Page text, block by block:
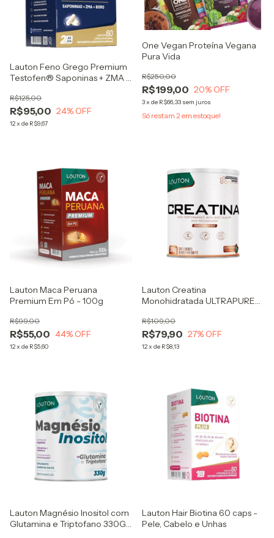
Lauton Feno Grego Premium
Testofen® Saponinas + ZMA +
R$95,00
R$125,00
24% OFF
12x de R$9,67
One Vegan Proteína Vegana
Pura Vida
R$199,00
R$250,00
20% OFF
3x de R$66,33 sem juros
Só restam 2 em estoque!
Lauton Maca Peruana
Premium Em Pó - 100g
R$55,00
R$99,00
44% OFF
12x de R$5,60
Lauton Creatina
Monohidratada ULTRAPURE
R$79,90
R$109,00
27% OFF
12x de R$8,13
Lauton Magnésio Inositol com
Glutamina e Triptofano 330G -
Lauton Hair Biotina 60 caps -
Pele, Cabelo e Unhas